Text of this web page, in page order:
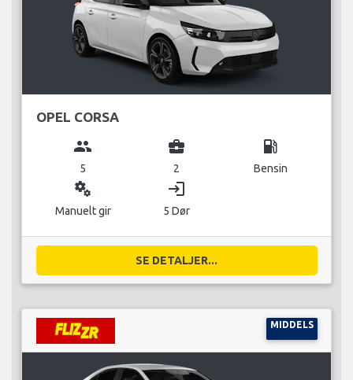
OPEL CORSA
group
5
business_center
2
local_gas_station
Bensin
miscellaneous_services
Manuelt gir
login
5 Dør
SE DETALJER...
MIDDELS